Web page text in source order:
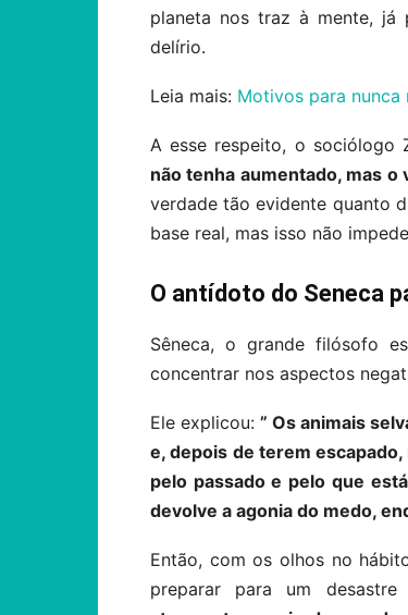
planeta nos traz à mente, já
delírio.
Leia mais: Motivos para
A esse respeito, o sociólogo
não tenha aumentado, mas
verdade tão evidente quanto
base real, mas isso não
O antídoto do Seneca
Sêneca, o grande filósofo
concentrar nos aspectos
Ele explicou: ” Os animais
e, depois de terem
pelo passado e pelo que
devolve a agonia do medo,
Então, com os olhos no
preparar para um